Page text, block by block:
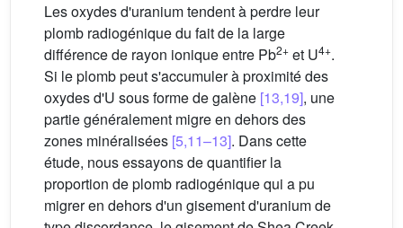
Les oxydes d'uranium tendent à perdre leur
plomb radiogénique du fait de la large
différence de rayon ionique entre Pb2+ et U4+.
Si le plomb peut s'accumuler à proximité des
oxydes d'U sous forme de galène [13,19], une
partie généralement migre en dehors des
zones minéralisées [5,11–13]. Dans cette
étude, nous essayons de quantifier la
proportion de plomb radiogénique qui a pu
migrer en dehors d'un gisement d'uranium de